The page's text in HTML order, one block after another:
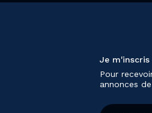
Je
Pour
annonces